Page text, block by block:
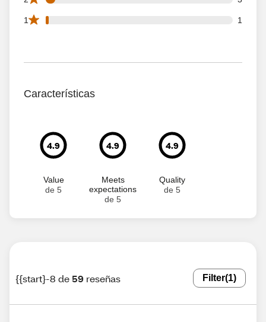
1 1
1 1 star reviews out of 59 reviews
Características
4.9
Value
de 5
4.9
Meets
expectations
de 5
4.9
Quality
de 5
{{start}-8 de59 reseñas Filter(1)